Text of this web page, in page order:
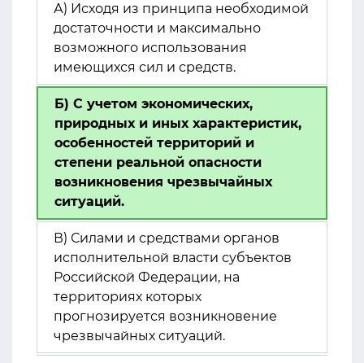
А) Исходя из принципа необходимой
достаточности и максимально
возможного использования
имеющихся сил и средств.
Б) С учетом экономических,
природных и иных характеристик,
особенностей территорий и
степени реальной опасности
возникновения чрезвычайных
ситуаций.
В) Силами и средствами органов
исполнительной власти субъектов
Российской Федерации, на
территориях которых
прогнозируется возникновение
чрезвычайных ситуаций.